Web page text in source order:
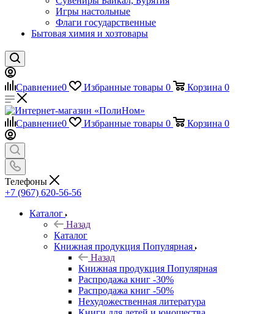
Игры настольные
Флаги государственные
Бытовая химия и хозтовары
Сравнение0 Избранные товары 0 Корзина 0
Сравнение0 Избранные товары 0 Корзина 0
Телефоны
+7 (967) 620-56-56
Каталог
Назад
Каталог
Книжная продукция Популярная
Назад
Книжная продукция Популярная
Распродажа книг -30%
Распродажа книг -50%
Нехудожественная литература